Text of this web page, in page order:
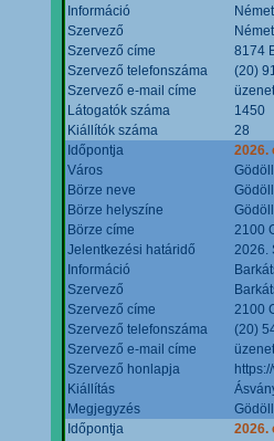
Információ
Szervező
Szervező címe
8174
Szervező telefonszáma
(20)
Szervező e-mail címe
Látogatók száma
1450
Kiállítók száma
28
Időpontja
2026.
Város
Börze neve
Börze helyszíne
Börze címe
2100
Jelentkezési határidő
2026.
Információ
Szervező
Szervező címe
2100
Szervező telefonszáma
(20)
Szervező e-mail címe
Szervező honlapja
Kiállítás
Megjegyzés
Időpontja
2026.